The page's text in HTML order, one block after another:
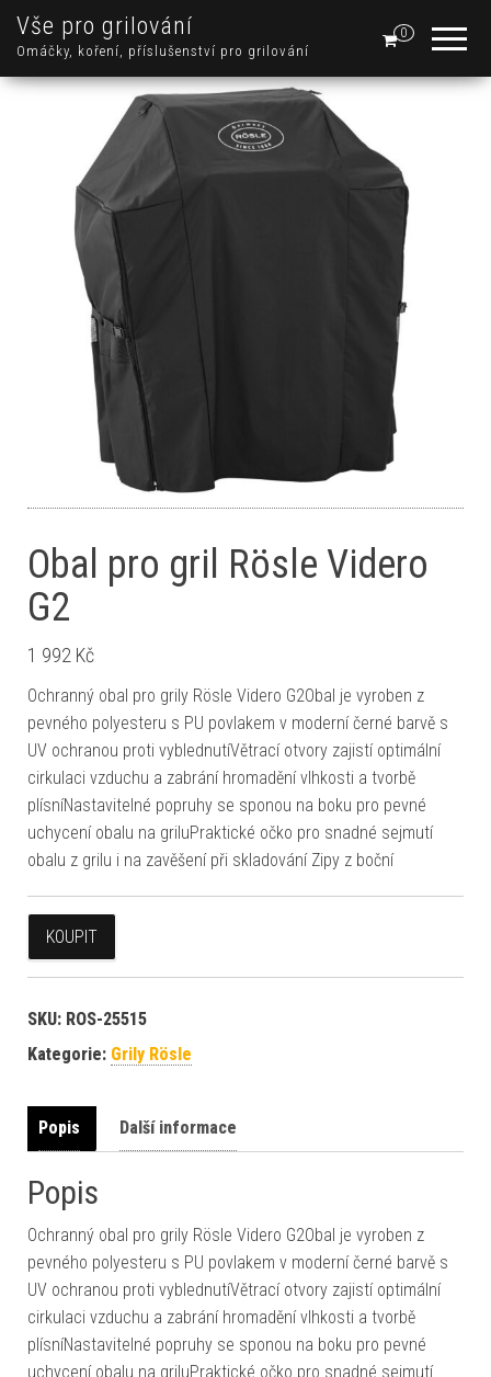
Vše pro grilování
Omáčky, koření, příslušenství pro grilování
0
Obal pro gril Rösle Videro
G2
1 992 Kč
Ochranný obal pro grily Rösle Videro G2Obal je vyroben z
pevného polyesteru s PU povlakem v moderní černé barvě s
UV ochranou proti vyblednutíVětrací otvory zajistí optimální
cirkulaci vzduchu a zabrání hromadění vlhkosti a tvorbě
plísníNastavitelné popruhy se sponou na boku pro pevné
uchycení obalu na griluPraktické očko pro snadné sejmutí
obalu z grilu i na zavěšení při skladování Zipy z boční
KOUPIT
SKU: ROS-25515
Kategorie: Grily Rösle
Popis Další informace
Popis
Ochranný obal pro grily Rösle Videro G2Obal je vyroben z
pevného polyesteru s PU povlakem v moderní černé barvě s
UV ochranou proti vyblednutíVětrací otvory zajistí optimální
cirkulaci vzduchu a zabrání hromadění vlhkosti a tvorbě
plísníNastavitelné popruhy se sponou na boku pro pevné
uchycení obalu na griluPraktické očko pro snadné sejmutí